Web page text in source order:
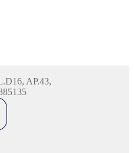
AP.43,